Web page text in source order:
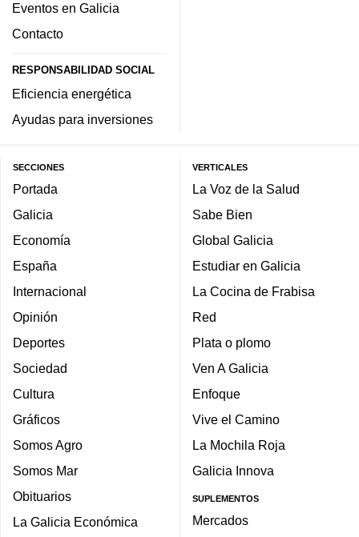
Eventos en Galicia
Contacto
RESPONSABILIDAD SOCIAL
Eficiencia energética
Ayudas para inversiones
SECCIONES
Portada
Galicia
Economía
España
Internacional
Opinión
Deportes
Sociedad
Cultura
Gráficos
Somos Agro
Somos Mar
Obituarios
La Galicia Económica
VERTICALES
La Voz de la Salud
Sabe Bien
Global Galicia
Estudiar en Galicia
La Cocina de Frabisa
Red
Plata o plomo
Ven A Galicia
Enfoque
Vive el Camino
La Mochila Roja
Galicia Innova
SUPLEMENTOS
Mercados